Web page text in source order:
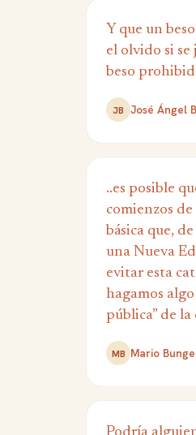
Y que un
el olvido si se
beso
JB José Ángel
..es posible
comienzos
básica que,
una Nueva
evitar esta
hagamos
pública” de
MB Mario Bunge